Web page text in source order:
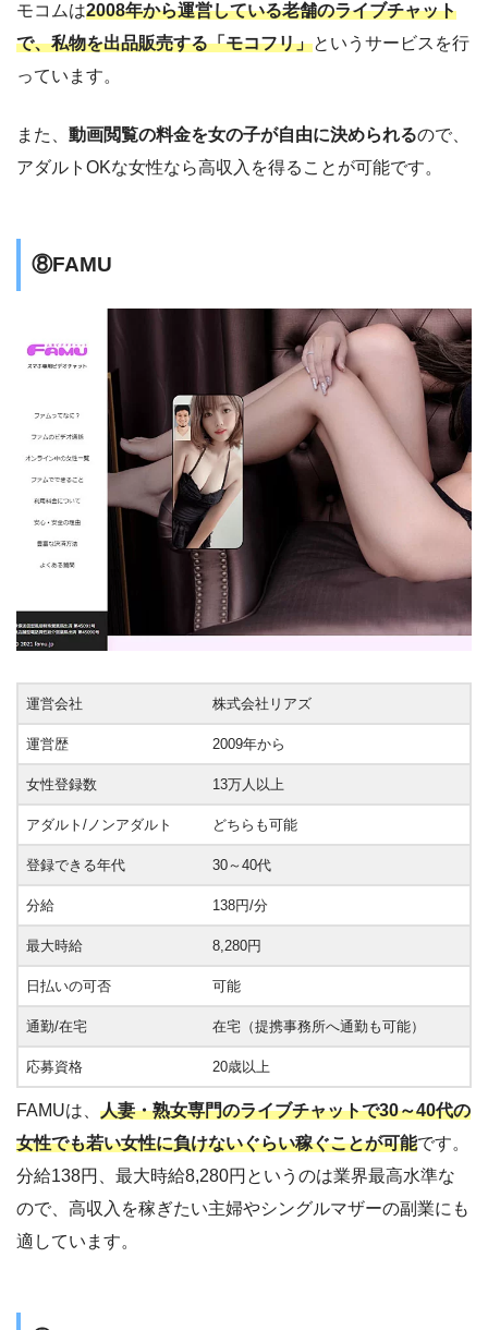
モコムは2008年から運営している老舗のライブチャット
で、私物を出品販売する「モコフリ」というサービスを行
っています。
また、 動画閲覧の料金を女の子が自由に決められるので、
アダルトOKな女性なら高収入を得ることが可能です。
⑧FAMU
運営会社 株式会社リアズ
運営歴 2009年から
女性登録数 13万人以上
アダルト/ノンアダルト どちらも可能
登録できる年代 30～40代
分給 138円/分
最大時給 8,280円
日払いの可否 可能
通勤/在宅 在宅（提携事務所へ通勤も可能）
応募資格 20歳以上
FAMUは、 人妻・熟女専門のライブチャットで30～40代の
女性でも若い女性に負けないぐらい稼ぐことが可能です。
分給138円、最大時給8,280円というのは業界最高水準な
ので、高収入を稼ぎたい主婦やシングルマザーの副業にも
適しています。